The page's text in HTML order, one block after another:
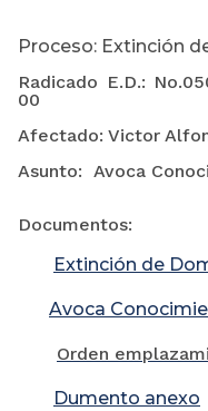
Proceso: Extinción
Radicado E.D.:
00
Afectado: Victor
Asunto:
Documentos:
Extinción de
Avoca
Orden
Dumento anexo